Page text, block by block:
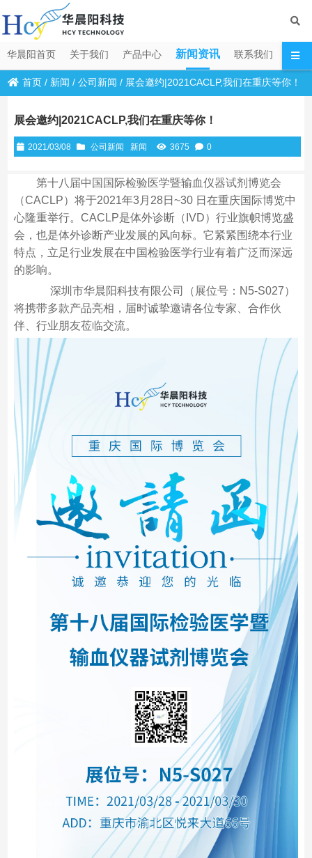
华晨阳首页 关于我们 产品中心 新闻资讯 联系我们
首页 / 新闻 /公司新闻 / 展会邀约|2021CACLP,我们在重庆等你！
展会邀约|2021CACLP,我们在重庆等你！
2021/03/08 公司新闻 新闻 3675 0
第十八届中国国际检验医学暨输血仪器试剂博览会
（CACLP）将于2021年3月28日~30 日在重庆国际博览中
心隆重举行。CACLP是体外诊断（IVD）行业旗帜博览盛
会，也是体外诊断产业发展的风向标。它紧紧围绕本行业
特点，立足行业发展在中国检验医学行业有着广泛而深远
的影响。
深圳市华晨阳科技有限公司（展位号：N5-S027）
将携带多款产品亮相，届时诚挚邀请各位专家、合作伙
伴、行业朋友莅临交流。